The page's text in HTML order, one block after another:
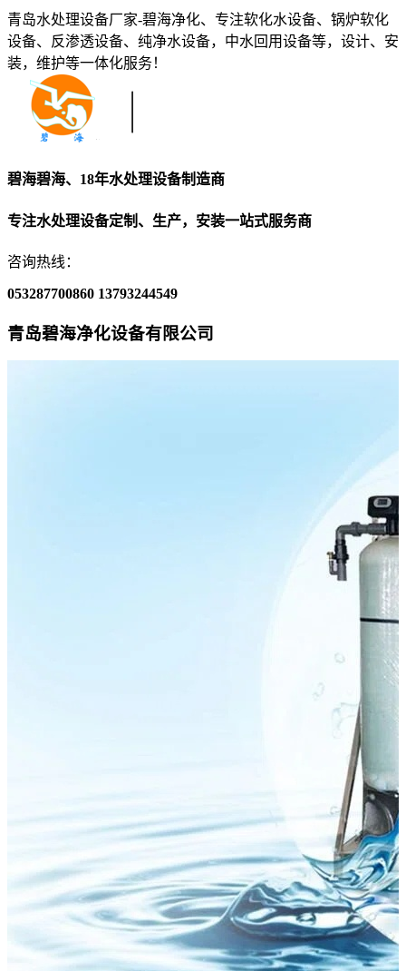
青岛水处理设备厂家-碧海净化、专注软化水设备、锅炉软化
设备、反渗透设备、纯净水设备，中水回用设备等，设计、安
装，维护等一体化服务！
碧海碧海、18年水处理设备制造商
专注水处理设备定制、生产，安装一站式服务商
咨询热线：
053287700860 13793244549
青岛碧海净化设备有限公司